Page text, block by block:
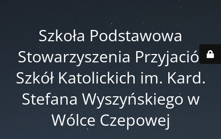
Szkoła Podstawowa
Stowarzyszenia Przyjaciół
Szkół Katolickich im. Kard.
Stefana Wyszyńskiego w
Wólce Czepowej